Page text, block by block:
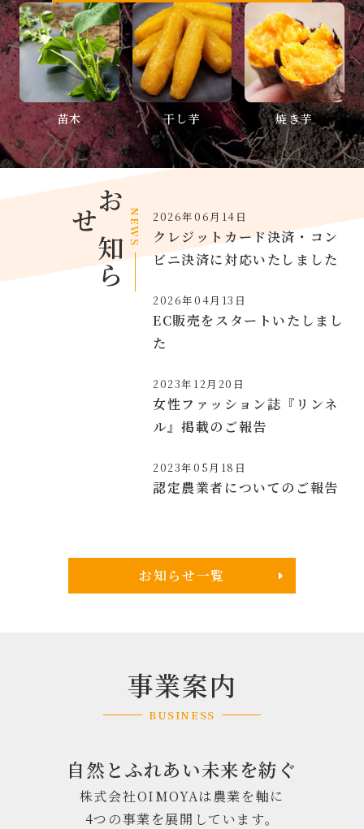
苗木 干し芋 焼き芋
お
知
ら
せ NEWS 2026年06月14日
クレジットカード決済・コン
ビニ決済に対応いたしました
2026年04月13日
EC販売をスタートいたしまし
た
2023年12月20日
女性ファッション誌『リンネ
ル』掲載のご報告
2023年05月18日
認定農業者についてのご報告
お知らせ一覧
事業案内
BUSINESS
自然とふれあい未来を紡ぐ
株式会社OIMOYAは農業を軸に
4つの事業を展開しています。